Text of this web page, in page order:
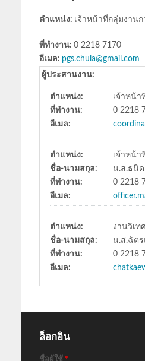
ตำแหน่ง: เจ้าหน้าที่กลุ่มงาน
ที่ทำงาน: 0 2218 7170
อีเมล: pgs.chula@gmail.com
ผู้ประสานงาน:
ตำแหน่ง:
เจ้าหน้า
ที่ทำงาน:
0 2218
อีเมล:
ตำแหน่ง:
เจ้าหน้า
ชื่อ-นามสกุล:
น.ส.ธนิ
ที่ทำงาน:
0 2218
อีเมล:
ตำแหน่ง:
งานวิเ
ชื่อ-นามสกุล:
น.ส.ฉัตร
ที่ทำงาน:
0 2218
อีเมล:
ล็อกอิน
ชื่อผู้ใช้ *